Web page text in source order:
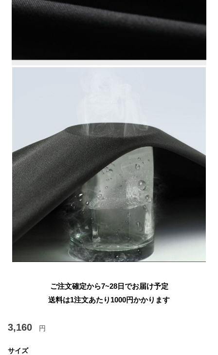
ご注文確定から7~28日でお届け予定
送料は1注文あたり 1000円かかります
3,160 円
サイズ